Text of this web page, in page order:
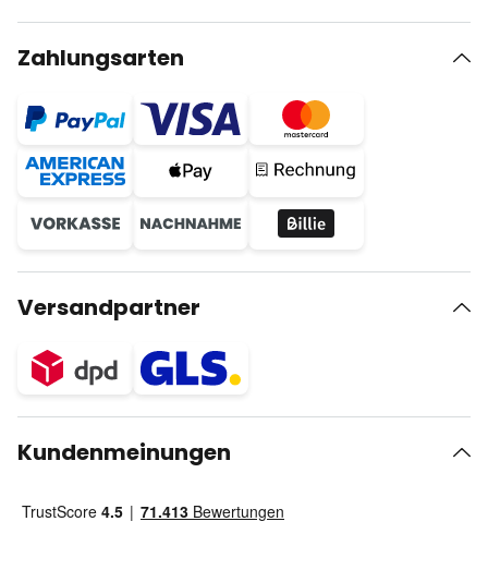
Zahlungsarten
Versandpartner
Kundenmeinungen